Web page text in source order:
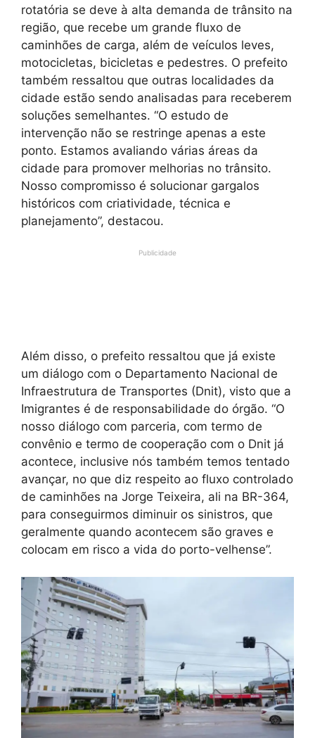
rotatória se deve à alta demanda de trânsito na
região, que recebe um grande fluxo de
caminhões de carga, além de veículos leves,
motocicletas, bicicletas e pedestres. O prefeito
também ressaltou que outras localidades da
cidade estão sendo analisadas para receberem
soluções semelhantes. “O estudo de
intervenção não se restringe apenas a este
ponto. Estamos avaliando várias áreas da
cidade para promover melhorias no trânsito.
Nosso compromisso é solucionar gargalos
históricos com criatividade, técnica e
planejamento”, destacou.
Publicidade
Além disso, o prefeito ressaltou que já existe
um diálogo com o Departamento Nacional de
Infraestrutura de Transportes (Dnit), visto que a
Imigrantes é de responsabilidade do órgão. “O
nosso diálogo com parceria, com termo de
convênio e termo de cooperação com o Dnit já
acontece, inclusive nós também temos tentado
avançar, no que diz respeito ao fluxo controlado
de caminhões na Jorge Teixeira, ali na BR-364,
para conseguirmos diminuir os sinistros, que
geralmente quando acontecem são graves e
colocam em risco a vida do porto-velhense”.